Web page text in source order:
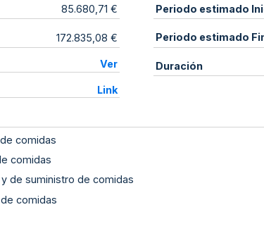
85.680,71 €
172.835,08 €
Ver
Link
Periodo estimado
Periodo estimado
Duración
comidas
comidas
de suministro de comidas
comidas